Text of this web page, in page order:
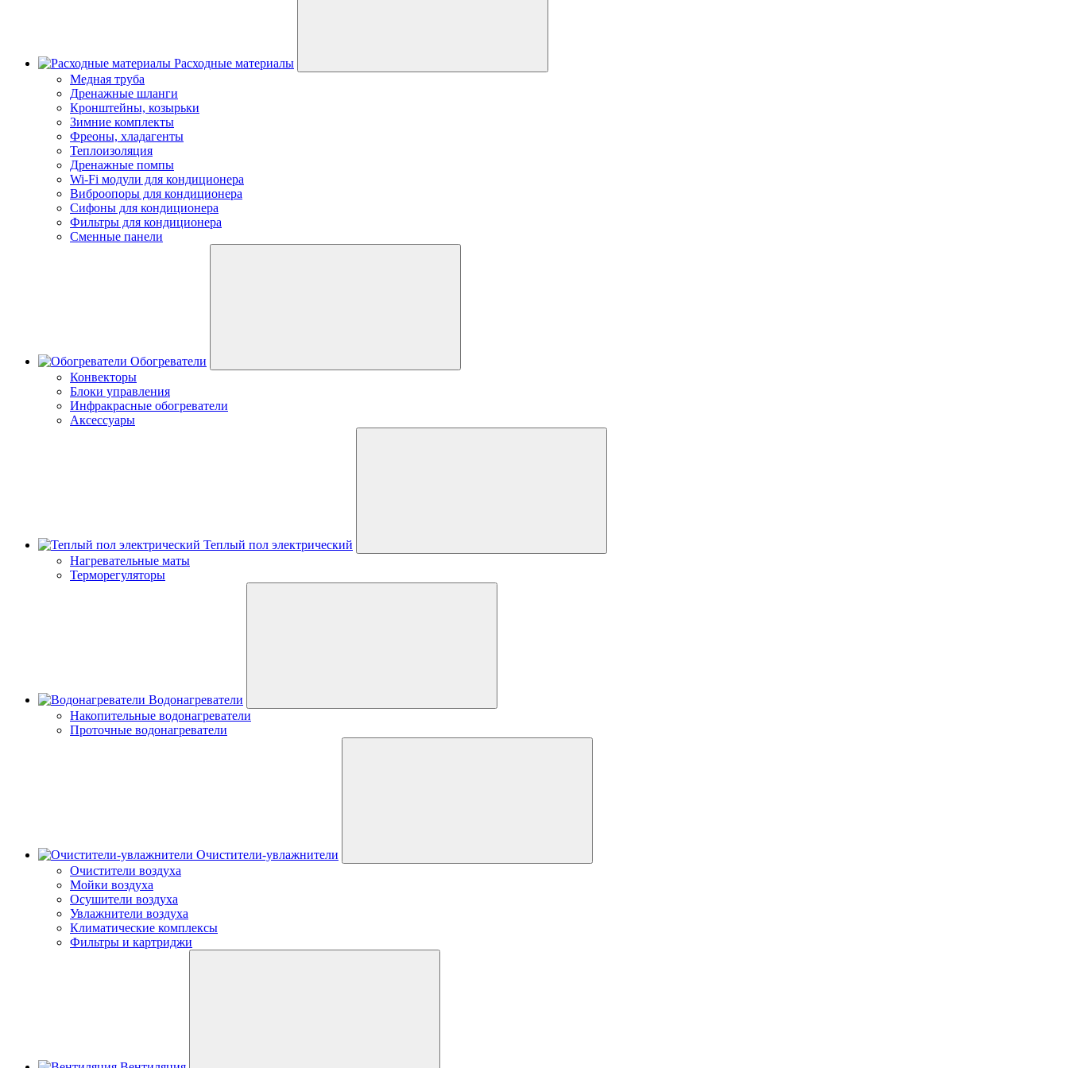
Расходные материалы
Медная труба
Дренажные шланги
Кронштейны, козырьки
Зимние комплекты
Фреоны, хладагенты
Теплоизоляция
Дренажные помпы
Wi-Fi модули для кондиционера
Виброопоры для кондиционера
Сифоны для кондиционера
Фильтры для кондиционера
Сменные панели
Обогреватели
Конвекторы
Блоки управления
Инфракрасные обогреватели
Аксессуары
Теплый пол электрический
Нагревательные маты
Терморегуляторы
Водонагреватели
Накопительные водонагреватели
Проточные водонагреватели
Очистители-увлажнители
Очистители воздуха
Мойки воздуха
Осушители воздуха
Увлажнители воздуха
Климатические комплексы
Фильтры и картриджи